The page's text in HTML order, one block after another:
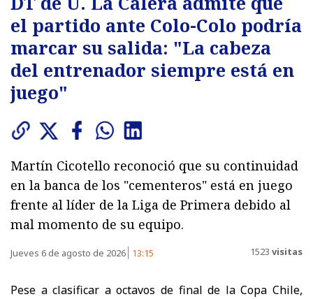
el partido ante Colo-Colo podría
marcar su salida: "La cabeza
del entrenador siempre está en
juego"
Martín Cicotello reconoció que su continuidad
en la banca de los "cementeros" está en juego
frente al líder de la Liga de Primera debido al
mal momento de su equipo.
Jueves 6 de agosto de 2026 13:15 1523 visitas
Pese a clasificar a octavos de final de la Copa Chile,